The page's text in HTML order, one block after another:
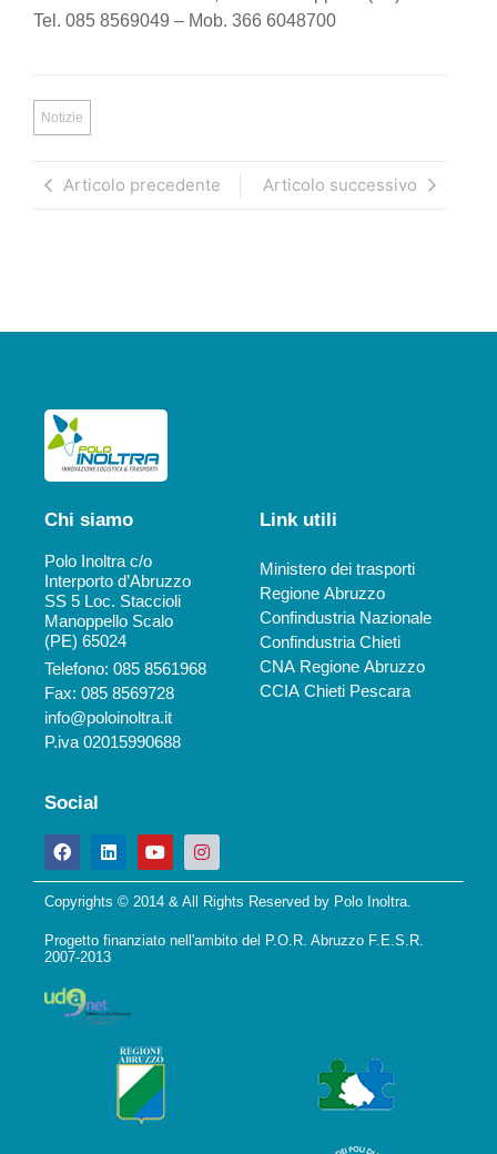
Tel. 085 8569049 – Mob. 366 6048700
Notizie
Articolo precedente Articolo successivo
Chi siamo
Polo Inoltra c/o
Interporto d’Abruzzo
SS 5 Loc. Staccioli
Manoppello Scalo
(PE) 65024
Telefono: 085 8561968
Fax: 085 8569728
info@poloinoltra.it
P.iva 02015990688
Link utili
Ministero dei trasporti
Regione Abruzzo
Confindustria Nazionale
Confindustria Chieti
CNA Regione Abruzzo
CCIA Chieti Pescara
Social
Copyrights © 2014 & All Rights Reserved by Polo Inoltra.
Progetto finanziato nell'ambito del P.O.R. Abruzzo F.E.S.R.
2007-2013